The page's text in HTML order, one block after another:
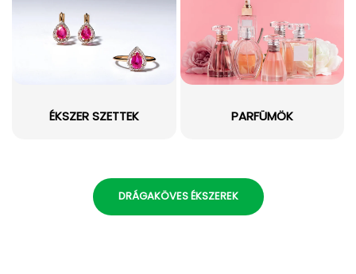
ÉKSZER SZETTEK PARFÜMÖK
DRÁGAKÖVES ÉKSZEREK